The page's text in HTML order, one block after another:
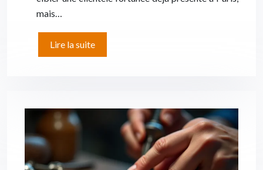
mais…
Lire la suite